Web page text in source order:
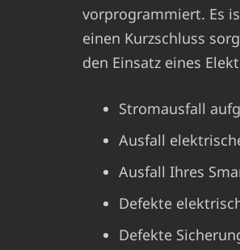
vorprogrammiert. Es
einen Kurzschluss
den Einsatz eines
Stromausfall
Ausfall
Ausfall Ihres
Defekte
Defekte